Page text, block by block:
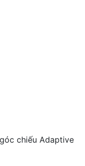
chiếu Adaptive